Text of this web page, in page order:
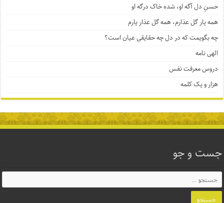
حسنِ دل آگه او، شده خاک درگه او
همه یار گل عذارم، همه گل عذار یارم
چه بگویمت که در دل چه حقایقی عیان است؟
الهی نامه
دروس معرفت نفس
هزار و یک کلمه
جست و جو